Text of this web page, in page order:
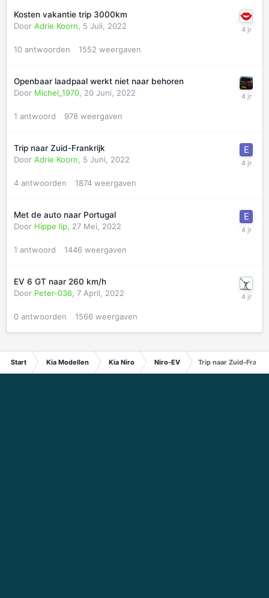
Kosten vakantie trip 3000km
Door Adrie Koorn 5 Juli, 2022
10 antwoorden 1552 weergaven
Openbaar laadpaal werkt niet naar behoren
Door Michel_1970 20 Juni, 2022
1 antwoord 978 weergaven
Trip naar Zuid-Frankrijk
Door Adrie Koorn 5 Juni, 2022
4 antwoorden 1874 weergaven
Met de auto naar Portugal
Door Hippe lip 27 Mei, 2022
1 antwoord 1446 weergaven
EV 6 GT naar 260 km/h
Door Peter-036 7 April, 2022
0 antwoorden 1566 weergaven
Start Kia Modellen Kia Niro Niro-EV Trip naar Zuid-